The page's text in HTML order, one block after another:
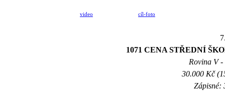
video cíl-foto
1071 CENA STŘEDNÍ
Rovina V
30.000 Kč
Zápisné: